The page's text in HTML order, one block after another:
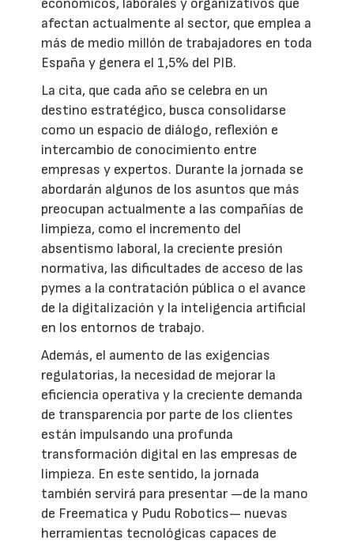
económicos, laborales y organizativos que
afectan actualmente al sector, que emplea a
más de medio millón de trabajadores en toda
España y genera el 1,5% del PIB.
La cita, que cada año se celebra en un
destino estratégico, busca consolidarse
como un espacio de diálogo, reflexión e
intercambio de conocimiento entre
empresas y expertos. Durante la jornada se
abordarán algunos de los asuntos que más
preocupan actualmente a las compañías de
limpieza, como el incremento del
absentismo laboral, la creciente presión
normativa, las dificultades de acceso de las
pymes a la contratación pública o el avance
de la digitalización y la inteligencia artificial
en los entornos de trabajo.
Además, el aumento de las exigencias
regulatorias, la necesidad de mejorar la
eficiencia operativa y la creciente demanda
de transparencia por parte de los clientes
están impulsando una profunda
transformación digital en las empresas de
limpieza. En este sentido, la jornada
también servirá para presentar —de la mano
de Freematica y Pudu Robotics— nuevas
herramientas tecnológicas capaces de